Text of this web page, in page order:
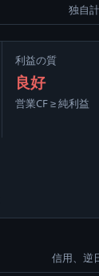
独自
利益の質
良好
営業CF ≥ 純利益
信用、逆